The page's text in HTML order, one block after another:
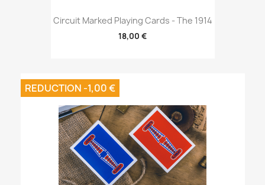
Circuit Marked Playing Cards - The 1914
18,00 €
REDUCTION -1,00 €